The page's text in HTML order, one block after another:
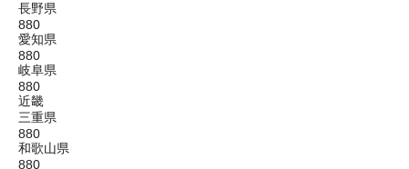
長野県
880
愛知県
880
岐阜県
880
近畿
三重県
880
和歌山県
880